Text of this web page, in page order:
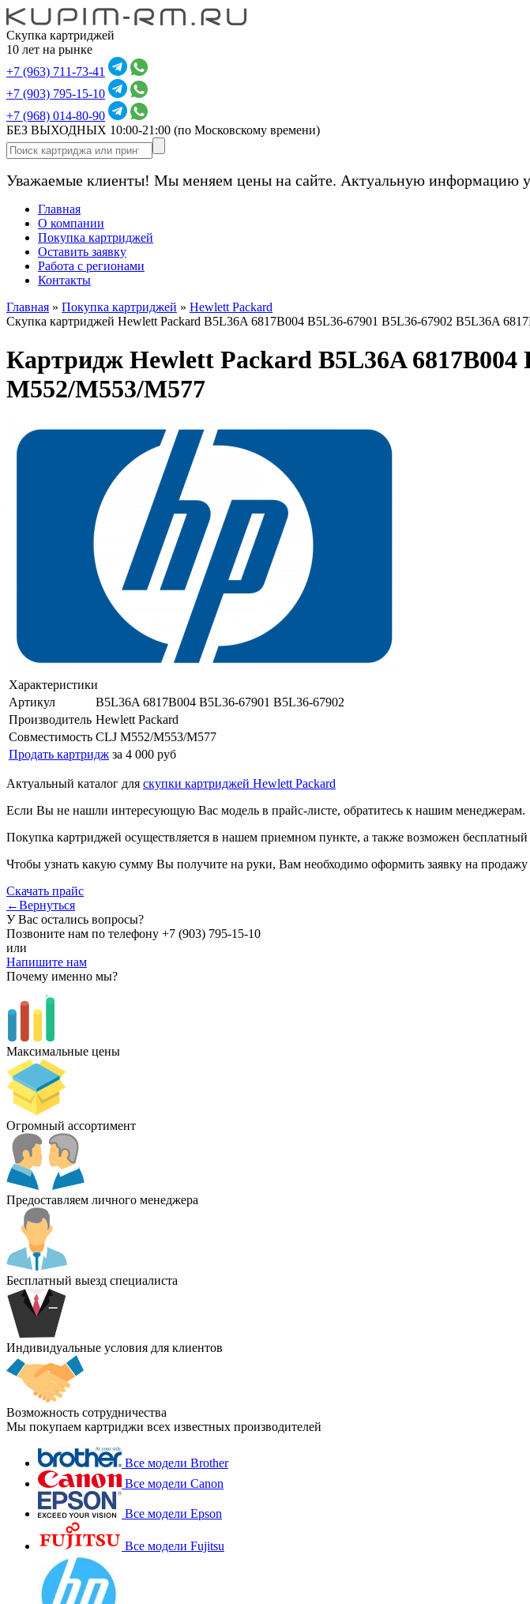
Скупка картриджей
10 лет на рынке
+7 (963) 711-73-41
+7 (903) 795-15-10
+7 (968) 014-80-90
БЕЗ ВЫХОДНЫХ 10:00-21:00 (по Московскому времени)
Уважаемые клиенты! Мы меняем цены на сайте. Актуальную информацию
Главная
О компании
Покупка картриджей
Оставить заявку
Работа с регионами
Контакты
Главная » Покупка картриджей » Hewlett Packard
Скупка картриджей Hewlett Packard B5L36A 6817B004 B5L36-67901 B5L36-67902 B5L36A
Картридж Hewlett Packard B5L36A 6817B004
M552/M553/M577
Характеристики
Артикул
B5L36A 6817B004 B5L36-67901 B5L36-67902
Производитель Hewlett Packard
Совместимость CLJ M552/M553/M577
Продать картридж за 4 000 руб
Актуальный каталог для скупки картриджей Hewlett Packard
Если Вы не нашли интересующую Вас модель в прайс-листе, обратитесь к нашим менеджерам.
Покупка картриджей осуществляется в нашем приемном пункте, а также возможен
Чтобы узнать какую сумму Вы получите на руки, Вам необходимо оформить заявку на
Скачать прайс
←Вернуться
У Вас остались вопросы?
Позвоните нам по телефону +7 (903) 795-15-10
или
Напишите нам
Почему именно мы?
Максимальные цены
Огромный ассортимент
Предоставляем личного менеджера
Бесплатный выезд специалиста
Индивидуальные условия для клиентов
Возможность сотрудничества
Мы покупаем картриджи всех известных производителей
Все модели Brother
Все модели Canon
Все модели Epson
Все модели Fujitsu